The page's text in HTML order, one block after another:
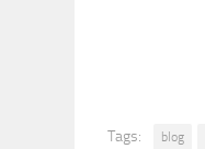
Tags: blog